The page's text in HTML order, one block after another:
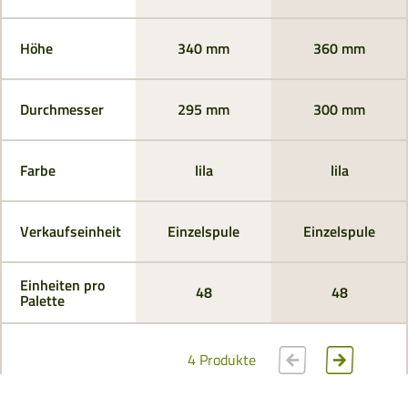
Höhe
Durchmesser
Farbe
Verkaufseinheit
Einheiten pro
Palette
340 mm 360 mm
295 mm 300 mm
lila lila
Einzelspule Einzelspule
48 48
4 Produkte